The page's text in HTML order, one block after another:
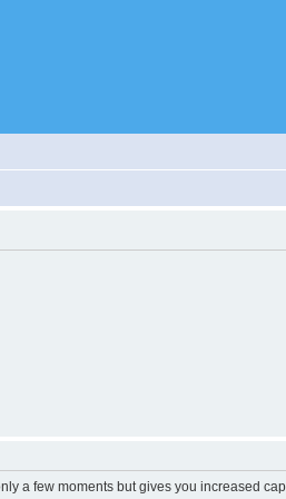
a few moments but gives you increased